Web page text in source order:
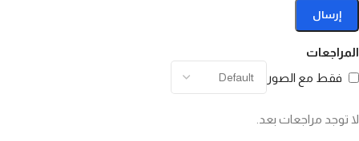
المراجعات
فقط مع الصور
لا توجد مراجعات بعد.